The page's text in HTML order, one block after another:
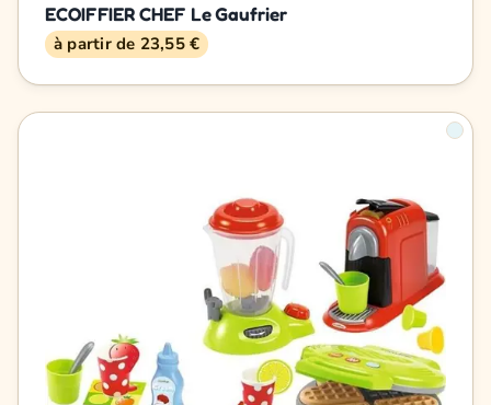
ECOIFFIER CHEF Le Gaufrier
à partir de 23,55 €